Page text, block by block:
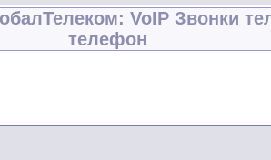
VoIP Звонки
телефон